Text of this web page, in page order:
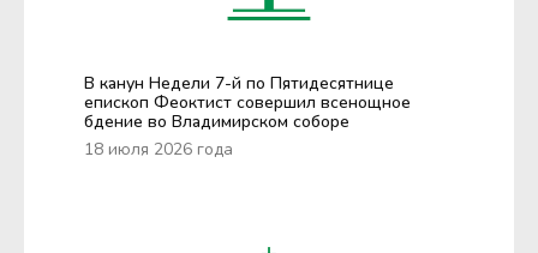
В канун Недели 7-й по Пятидесятнице
епископ Феоктист совершил всенощное
бдение во Владимирском соборе
18 июля 2026 года